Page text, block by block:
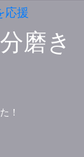
磨き
！